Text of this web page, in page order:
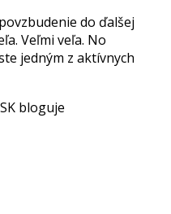
do ďalšej
Veľmi veľa. No
jedným z aktívnych
bloguje